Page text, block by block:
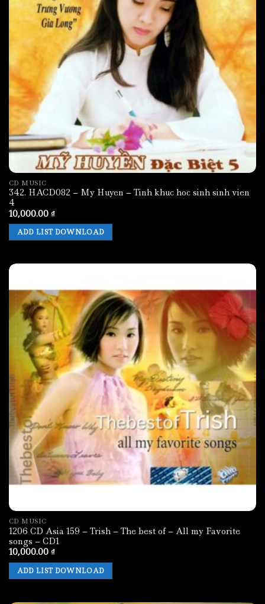
CD MUSIC
342. HACD082 – My Huyen – Tinh khuc hoc sinh sinh vien
4
10,000.00 ₫
ADD LIST DOWNLOAD
CD MUSIC
1206 CD Asia 159 – Trish – The best of – All my Favorite
songs – CD1
10,000.00 ₫
ADD LIST DOWNLOAD